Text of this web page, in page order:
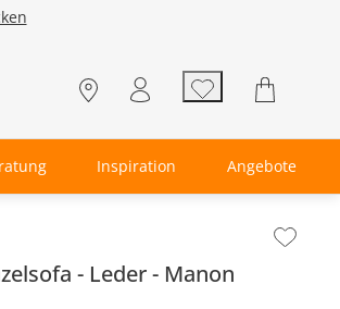
Inspiration Angebote
- Zum Seitenende
Leder Manon